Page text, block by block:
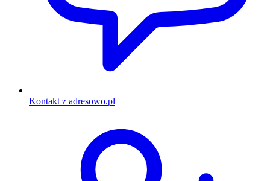
Kontakt z adresowo.pl